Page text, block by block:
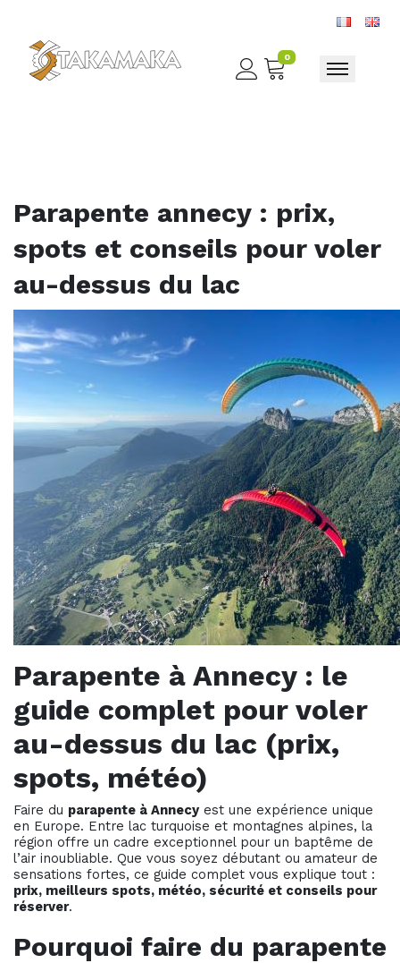
0
Toggle
Parapente annecy : prix,
spots et conseils pour voler
au-dessus du lac
Parapente à Annecy : le
guide complet pour voler
au-dessus du lac (prix,
spots, météo)
Faire du parapente à Annecy est une expérience unique
en Europe. Entre lac turquoise et montagnes alpines, la
région offre un cadre exceptionnel pour un baptême de
l’air inoubliable. Que vous soyez débutant ou amateur de
sensations fortes, ce guide complet vous explique tout :
prix, meilleurs spots, météo, sécurité et conseils pour
réserver.
Pourquoi faire du parapente